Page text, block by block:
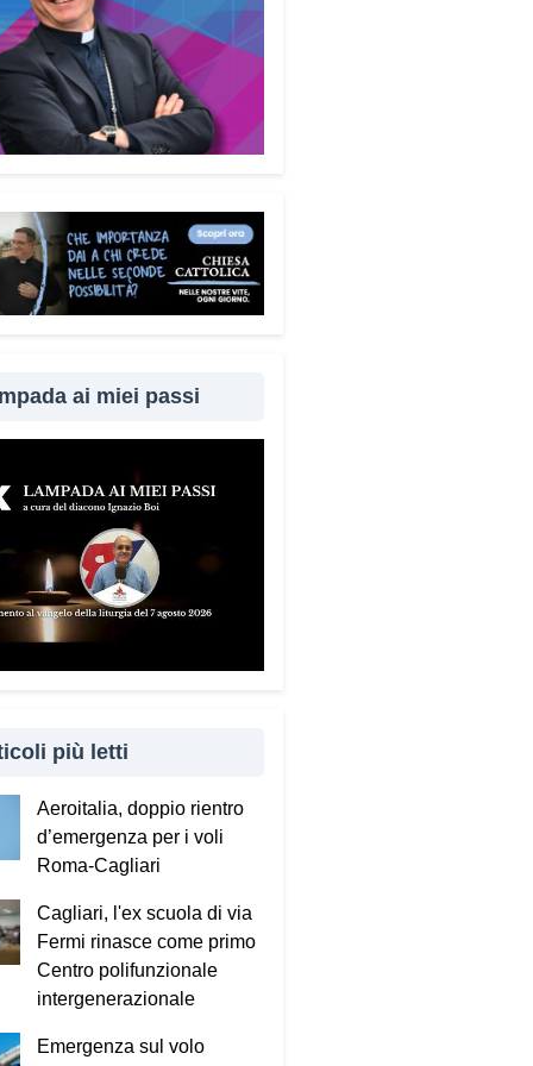
la fiducia e l’isolamento.
questi meccanismi
costruire uno scudo
molto più efficace.
difendersi dalle truffe
difendere la dignità delle
il maggior numero
di cittadini. È anche un
che non è solo.
è importante coinvolgere
familiari e caregiver?
Questa guida può
tenuta in casa e condivisa
familiari. La prevenzione
pronto ad aiutare fa
la differenza.
portando questo progetto
nei territori.
incontrando tante comunità in
Ringrazio i comuni, le
e le amministrazioni che
scelto di diffondere il
Tra gli ultimi ad aderire
di Elmas. Durante
ai miei passi
più letti
Aeroitalia, doppio rientro
d’emergenza per i voli
Roma-Cagliari
Cagliari, l'ex scuola di via
Fermi rinasce come primo
Centro polifunzionale
intergenerazionale
Emergenza sul volo